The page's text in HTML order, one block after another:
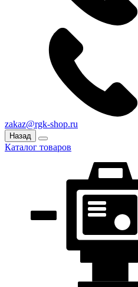
zakaz@rgk-shop.ru
Назад
Каталог товаров